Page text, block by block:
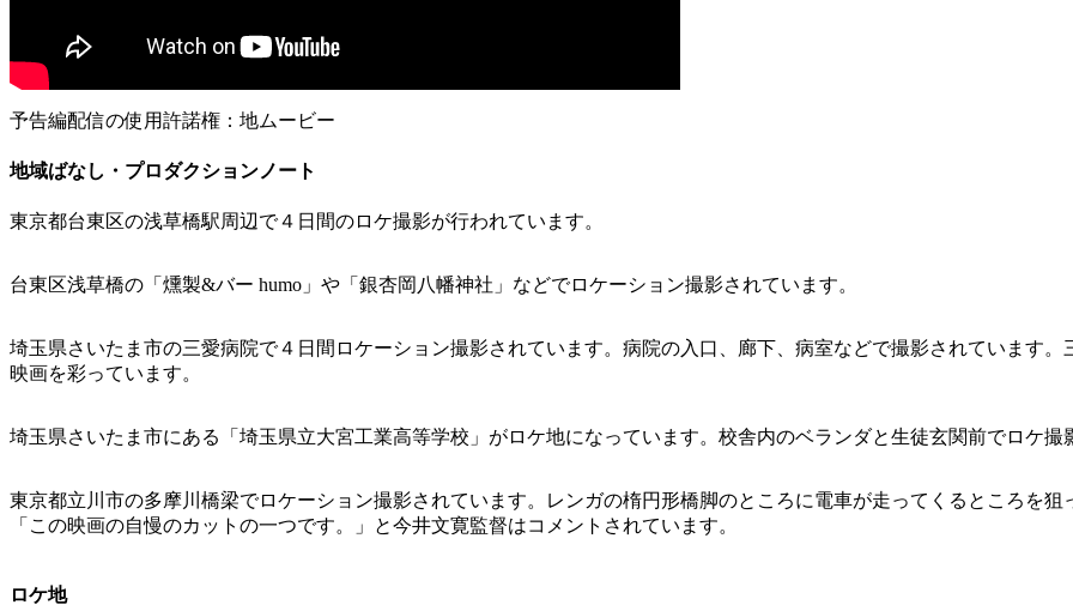
予告編配信の使用許諾権：地ムービー
地域ばなし・プロダクションノート
東京都台東区の浅草橋駅周辺で４日間のロケ撮影が行われています。
台東区浅草橋の「燻製&バー humo」や「銀杏岡八幡神社」などでロケーション撮影されています。
埼玉県さいたま市の三愛病院で４日間ロケーション撮影されています。病院の入口、廊下、病室などで撮影されています
映画を彩っています。
埼玉県さいたま市にある「埼玉県立大宮工業高等学校」がロケ地になっています。校舎内のベランダと生徒玄関前でロケ撮
東京都立川市の多摩川橋梁でロケーション撮影されています。レンガの楕円形橋脚のところに電車が走ってくるところを狙
「この映画の自慢のカットの一つです。」と今井文寛監督はコメントされています。
ロケ地